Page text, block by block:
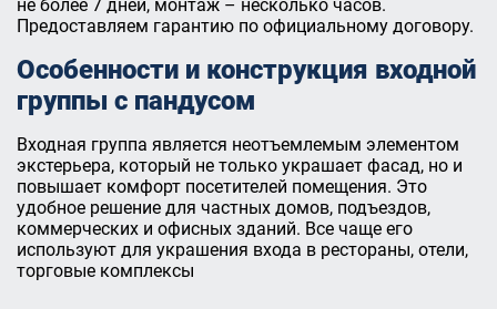
не более 7 дней, монтаж – несколько часов.
Предоставляем гарантию по официальному договору.
Особенности и конструкция входной
группы с пандусом
Входная группа является неотъемлемым элементом
экстерьера, который не только украшает фасад, но и
повышает комфорт посетителей помещения. Это
удобное решение для частных домов, подъездов,
коммерческих и офисных зданий. Все чаще его
используют для украшения входа в рестораны, отели,
торговые комплексы